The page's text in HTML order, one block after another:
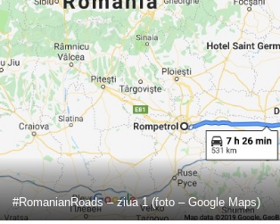
#RomanianRoads –ziua1 (foto – Google Maps)